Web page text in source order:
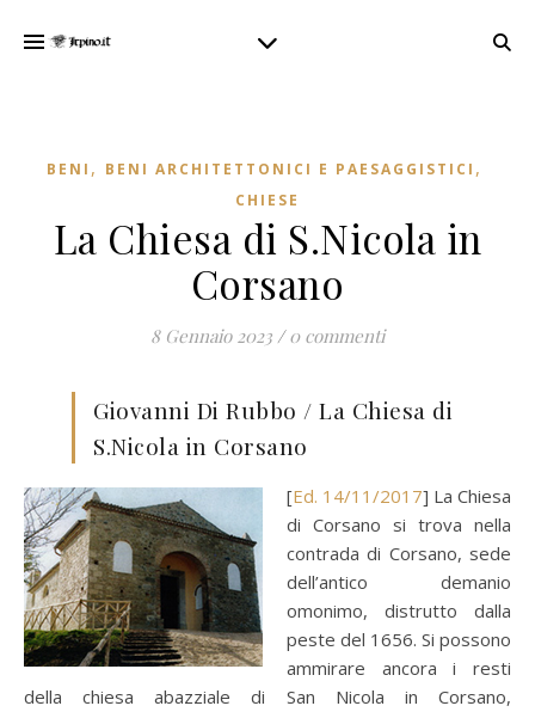
BENI , BENI ARCHITETTONICI E PAESAGGISTICI ,
CHIESE
La Chiesa di S.Nicola in
Corsano
8 Gennaio 2023 / 0 commenti
Giovanni Di Rubbo / La Chiesa di
S.Nicola in Corsano
[ Ed. 14/11/2017] La Chiesa
di Corsano si trova nella
contrada di Corsano, sede
dell’antico demanio
omonimo, distrutto dalla
peste del 1656. Si possono
ammirare ancora i resti
della chiesa abazziale di San Nicola in Corsano,